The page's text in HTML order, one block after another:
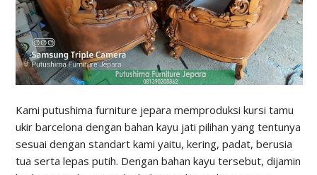
Kami putushima furniture jepara memproduksi kursi tamu
ukir barcelona dengan bahan kayu jati pilihan yang tentunya
sesuai dengan standart kami yaitu, kering, padat, berusia
tua serta lepas putih. Dengan bahan kayu tersebut, dijamin